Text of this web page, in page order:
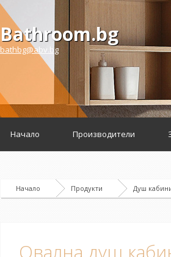
Bathroom.bg
bathbg@abv.bg
Начало Производители
Начало Продукти Душ
Овална душ